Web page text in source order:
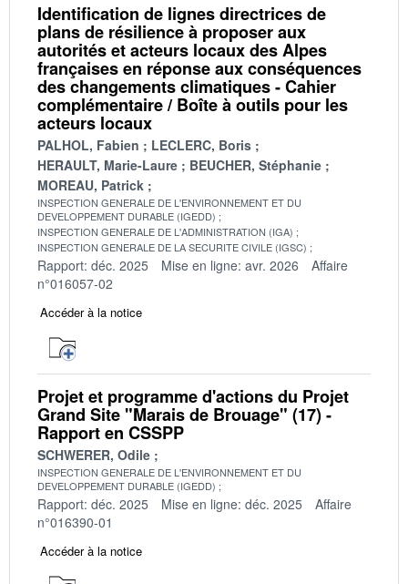
Identification de lignes directrices de
plans de résilience à proposer aux
autorités et acteurs locaux des Alpes
françaises en réponse aux conséquences
des changements climatiques - Cahier
complémentaire / Boîte à outils pour les
acteurs locaux
PALHOL, Fabien
LECLERC, Boris
HERAULT, Marie-Laure
BEUCHER, Stéphanie
MOREAU, Patrick
INSPECTION GENERALE DE L'ENVIRONNEMENT ET DU
DEVELOPPEMENT DURABLE (IGEDD)
INSPECTION GENERALE DE L'ADMINISTRATION (IGA)
INSPECTION GENERALE DE LA SECURITE CIVILE (IGSC)
Rapport: déc. 2025 Mise en ligne: avr. 2026
Affaire
n°016057-02
Accéder à la notice
Projet et programme d'actions du Projet
Grand Site "Marais de Brouage" (17) -
Rapport en CSSPP
SCHWERER, Odile
INSPECTION GENERALE DE L'ENVIRONNEMENT ET DU
DEVELOPPEMENT DURABLE (IGEDD)
Rapport: déc. 2025 Mise en ligne: déc. 2025
Affaire
n°016390-01
Accéder à la notice